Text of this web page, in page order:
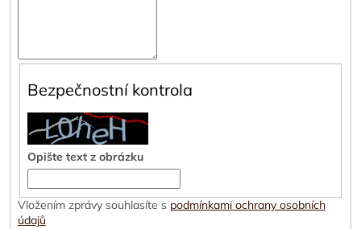
Bezpečnostní kontrola
Opište text z obrázku
Vložením zprávy souhlasíte s podmínkami ochrany osobních
údajů